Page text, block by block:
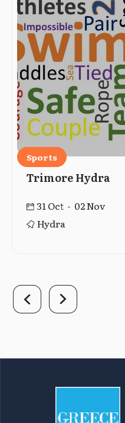
Sports
Trimore Hydra
31 Oct - 02 Nov
Hydra